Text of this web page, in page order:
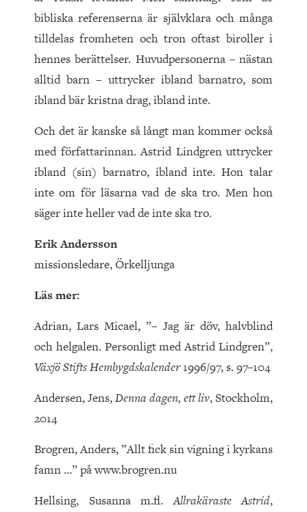
bibliska referenserna är självklara och många
tilldelas fromheten och tron oftast biroller i
hennes berättelser. Huvudpersonerna – nästan
alltid barn – uttrycker ibland barnatro, som
ibland bär kristna drag, ibland inte.
Och det är kanske så långt man kommer också
med författarinnan. Astrid Lindgren uttrycker
ibland (sin) barnatro, ibland inte. Hon talar
inte om för läsarna vad de ska tro. Men hon
säger inte heller vad de inte ska tro.
Erik Andersson
missionsledare, Örkelljunga
Läs mer:
Adrian, Lars Micael, ”– Jag är döv, halvblind
och helgalen. Personligt med Astrid Lindgren”,
Växjö Stifts Hembygdskalender1996/97, s. 97–104
Andersen, Jens,Denna dagen, ett liv, Stockholm,
2014
Brogren, Anders, ”Allt fick sin vigning i kyrkans
famn …” på www.brogren.nu
Hellsing, Susanna m.fl.Allrakäraste Astrid,